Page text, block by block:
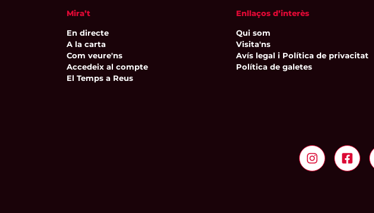
Mira’t
En directe
A la carta
Com veure'ns
Accedeix al compte
El Temps a Reus
Enllaços d’interès
Qui som
Visita'ns
Avís legal i Política de privacitat
Política de galetes